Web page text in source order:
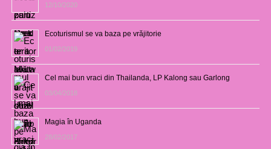
12/10/2020
Ecoturismul se va baza pe vrăjitorie
01/02/2019
Cel mai bun vraci din Thailanda, LP Kalong sau Garlong
03/04/2018
Magia în Uganda
28/02/2017